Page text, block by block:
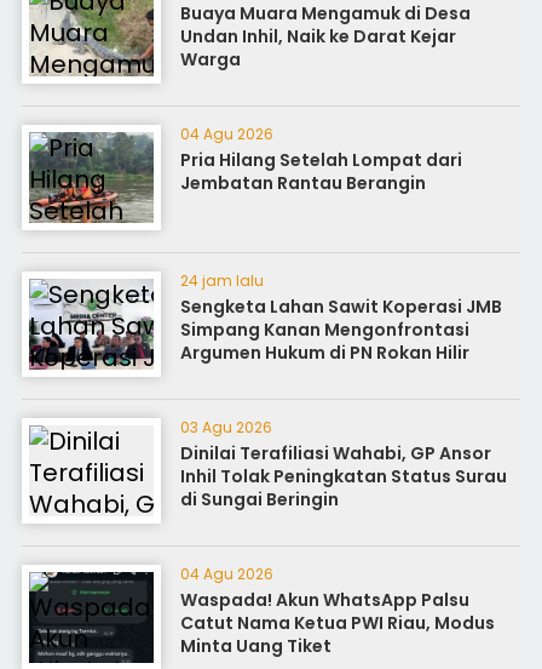
Buaya Muara Mengamuk di Desa
Undan Inhil, Naik ke Darat Kejar
Warga
04 Agu 2026
Pria Hilang Setelah Lompat dari
Jembatan Rantau Berangin
24 jam lalu
Sengketa Lahan Sawit Koperasi JMB
Simpang Kanan Mengonfrontasi
Argumen Hukum di PN Rokan Hilir
03 Agu 2026
Dinilai Terafiliasi Wahabi, GP Ansor
Inhil Tolak Peningkatan Status Surau
di Sungai Beringin
04 Agu 2026
Waspada! Akun WhatsApp Palsu
Catut Nama Ketua PWI Riau, Modus
Minta Uang Tiket